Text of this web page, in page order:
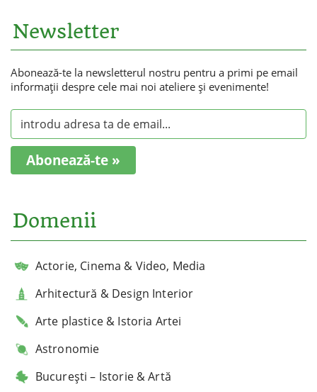
Newsletter
Abonează-te la newsletterul nostru pentru a primi pe email
informaţii despre cele mai noi ateliere şi evenimente!
Abonează-te »
Domenii
Actorie, Cinema & Video, Media
Arhitectură & Design Interior
Arte plastice & Istoria Artei
Astronomie
București – Istorie & Artă